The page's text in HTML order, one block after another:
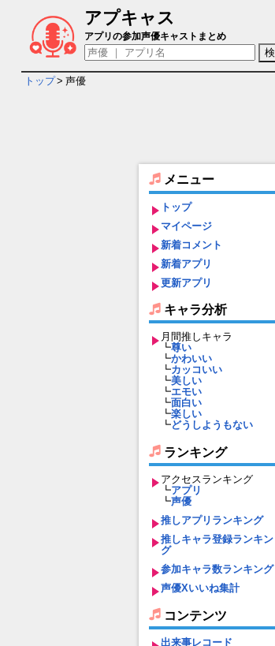
アプキャス
登録済み声優(1/43)
アプリの参加声優キャストまとめ
トップ> 声優
メニュー
トップ
マイページ
新着コメント
新着アプリ
更新アプリ
キャラ分析
月間推しキャラ
┗尊い
┗かわいい
┗カッコいい
┗美しい
┗エモい
┗面白い
┗楽しい
┗どうしようもない
ランキング
アクセスランキング
┗アプリ
┗声優
推しアプリランキング
推しキャラ登録ランキン
グ
参加キャラ数ランキング
声優Xいいね集計
コンテンツ
出来事レコード